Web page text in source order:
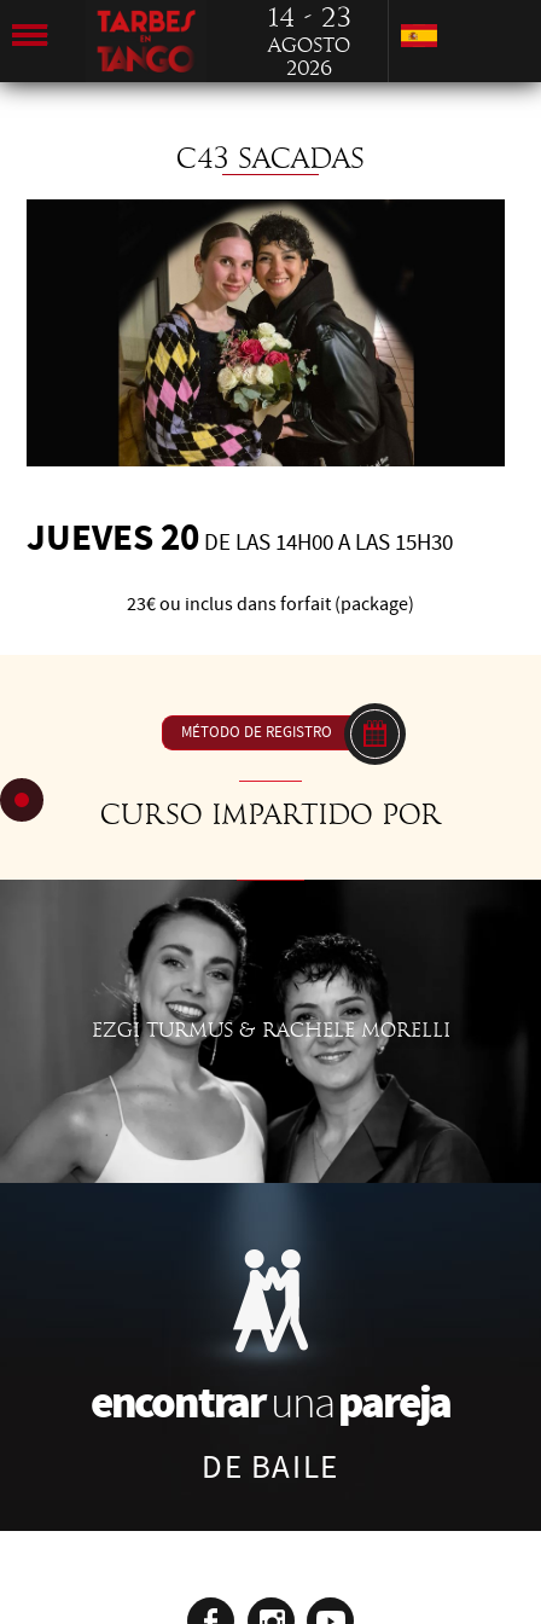
14 - 23
Agosto
2026
C43 SACADAS
JUEVES 20 DE LAS 14H00 A LAS 15H30
23€ ou inclus dans forfait (package)
MÉTODO DE REGISTRO
Curso impartido por
EZGI TURMUS & RACHELE MORELLI
encontrarunapareja
DE BAILE